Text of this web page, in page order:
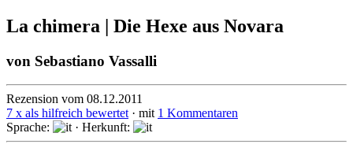
La chimera | Die Hexe aus Novara
von Sebastiano Vassalli
Rezension vom 08.12.2011
7 x als hilfreich bewertet · mit 1 Kommentaren
Sprache:
· Herkunft: